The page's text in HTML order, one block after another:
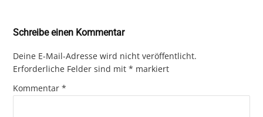
Schreibe einen Kommentar
Deine E-Mail-Adresse wird nicht veröffentlicht.
Erforderliche Felder sind mit* markiert
Kommentar*